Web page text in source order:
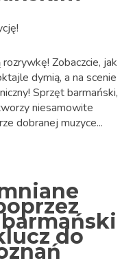
Zobaczcie, jak
dymią, a na scenie
Sprzęt barmański,
niesamowite
dobranej muzyce...
do